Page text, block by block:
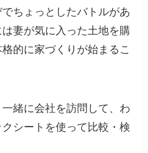
ちょっとしたバトルがあ
妻が気に入った土地を購
的に家づくりが始まるこ
緒に会社を訪問して、わ
シートを使って比較・検